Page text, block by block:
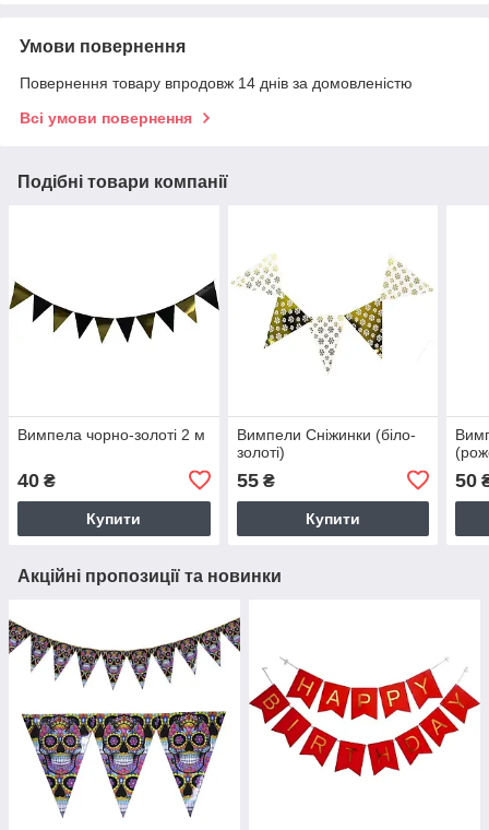
Умови повернення
Повернення товару впродовж 14 днів за домовленістю
Всі умови повернення
Подібні товари компанії
Вимпела чорно-золоті 2 м
40 ₴
Купити
Вимпели Сніжинки (біло-
золоті)
55₴
Купити
50
Акційні пропозиції та новинки